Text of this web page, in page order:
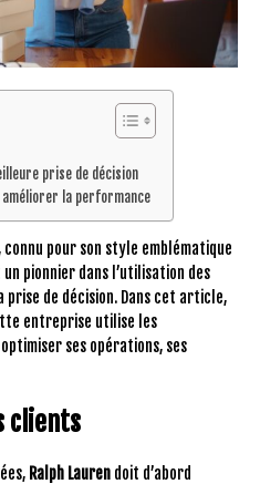
prise de décision
la performance
connu pour son style emblématique
pionnier dans l’utilisation des
de décision. Dans cet article,
entreprise utilise les
ses opérations, ses
clients
Ralph Lauren doit d’abord